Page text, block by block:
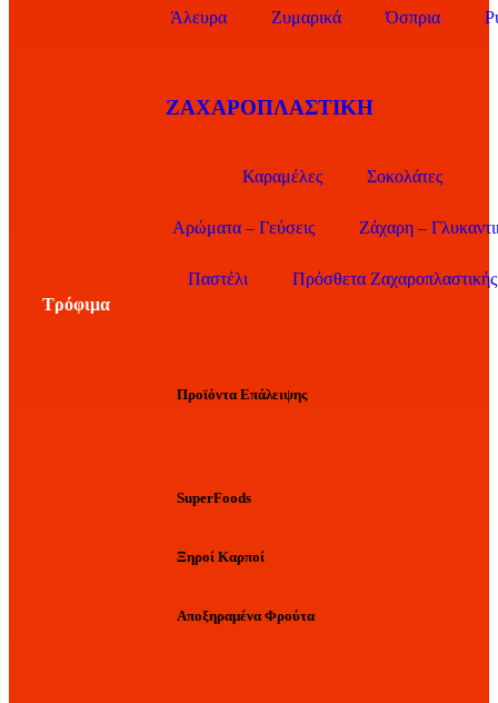
Τρόφιμα
Άλευρα Ζυμαρικά Όσπρια
ΖΑΧΑΡΟΠΛΑΣΤΙΚΗ
Καραμέλες Σοκολάτες
Αρώματα – Γεύσεις Ζάχαρη –
Παστέλι Πρόσθετα Ζαχαροπλαστικής
Προϊόντα Επάλειψης
SuperFoods
Ξηροί Καρποί
Αποξηραμένα Φρούτα